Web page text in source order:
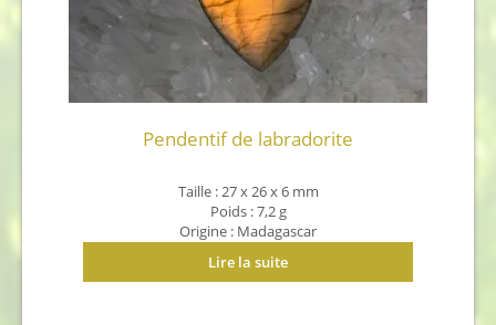
Pendentif de labradorite
Taille : 27 x 26 x 6 mm
Poids : 7,2 g
Origine : Madagascar
Lire la suite